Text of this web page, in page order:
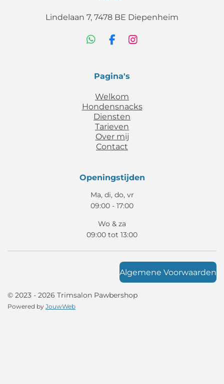
Lindelaan 7, 7478 BE Diepenheim
W
p
p
F
e
b
o
k
I
a
Pagina's
Welkom
Hondensnacks
Diensten
Tarieven
Over mij
Contact
Openingstijden
Ma, di, do, vr
09:00 - 17:00
Wo & za
09:00 tot 13:00
Algemene Voorwaarden
© 2023 - 2026 Trimsalon Pawbershop
Powered by JouwWeb